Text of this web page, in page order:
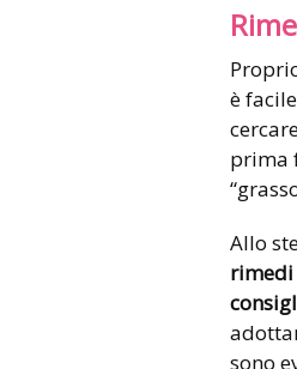
è
prima
Allo
rimedi
sono